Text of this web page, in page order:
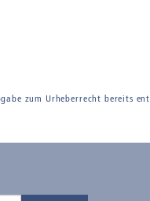
zum Urheberrecht bereits